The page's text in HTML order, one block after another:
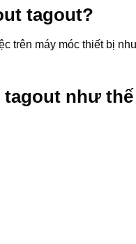
tagout?
trên máy móc thiết bị
như thế